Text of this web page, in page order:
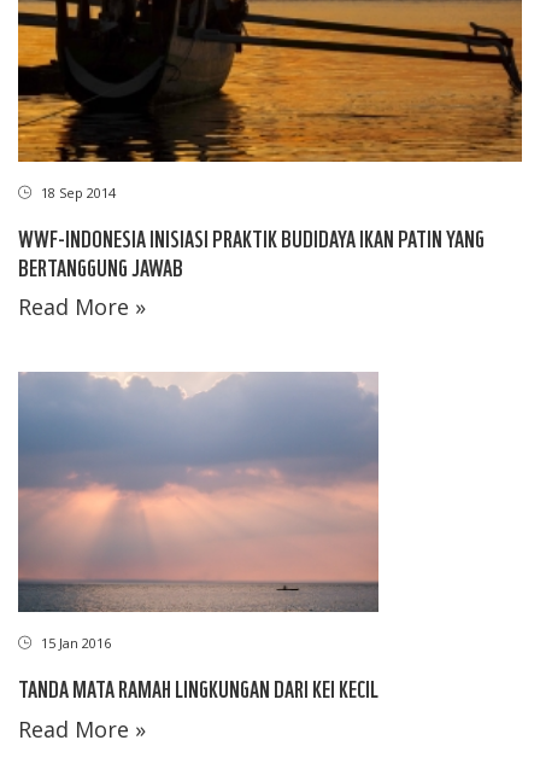
18 Sep 2014
WWF-INDONESIA INISIASI PRAKTIK BUDIDAYA IKAN PATIN YANG
BERTANGGUNG JAWAB
Read More »
15 Jan 2016
TANDA MATA RAMAH LINGKUNGAN DARI KEI KECIL
Read More »